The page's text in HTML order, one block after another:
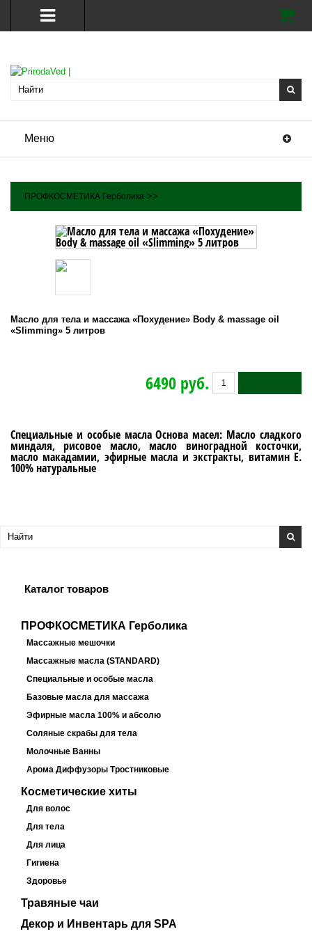
Меню
ПРОФКОСМЕТИКА Герболика >>
Масло для тела и массажа «Похудение» Body & massage oil
«Slimming» 5 литров
6490 руб.
Специальные и особые масла Основа масел: Масло сладкого
миндаля, рисовое масло, масло виноградной косточки,
масло макадамии, эфирные масла и экстракты, витамин Е.
100% натуральные
Каталог товаров
ПРОФКОСМЕТИКА Герболика
Массажные мешочки
Массажные масла (STANDARD)
Специальные и особые масла
Базовые масла для массажа
Эфирные масла 100% и абсолю
Соляные скрабы для тела
Молочные Ванны
Арома Диффузоры Тростниковые
Косметические хиты
Для волос
Для тела
Для лица
Гигиена
Здоровье
Травяные чаи
Декор и Инвентарь для SPA